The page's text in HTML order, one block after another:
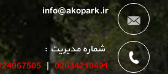
info@akopark.ir
شماره مدیریت :
02634210491
|